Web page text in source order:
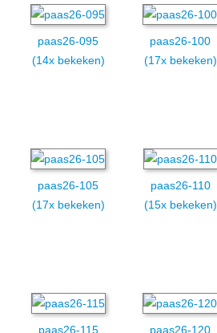
paas26-095
(14x bekeken)
paas26-100
(17x bekeken)
paas26-105
(17x bekeken)
paas26-110
(15x bekeken)
paas26-115 paas26-120